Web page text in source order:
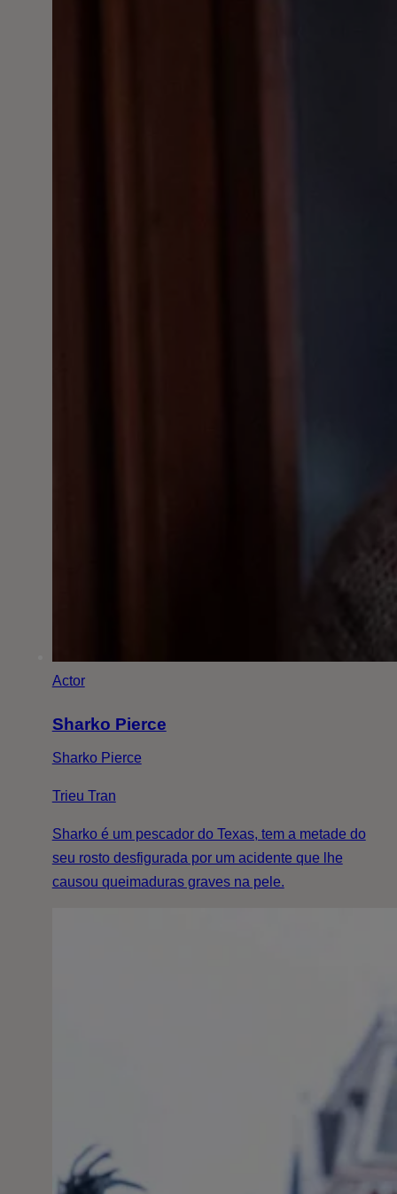
Actor
Sharko Pierce
Sharko Pierce
Trieu Tran
Sharko é um pescador do Texas, tem a metade do
seu rosto desfigurada por um acidente que lhe
causou queimaduras graves na pele.